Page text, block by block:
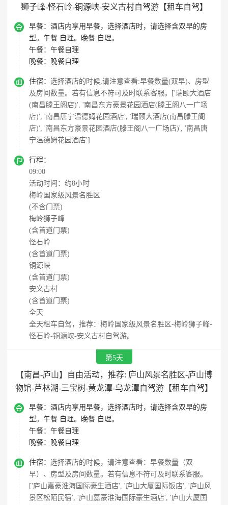
狮子峰-怪石岭-铜源峡-安义古村自驾游【租车自驾】
 早餐： 酒店内享用早餐，选择酒店时，请选择含双早的房
型。午餐 自理。晚餐 自理。
午餐： 午餐自理
晚餐：
晚餐自理
 住宿： 选择酒店的时候,请注意查看:早餐数量(双早)、房型
及房间数量。若有信息不符可及时联系客服。['瑞颐大酒店
(南昌滕王阁店)', '南昌东方豪景花园酒店(滕王阁八一广场
店)', '南昌唐宁温德姆花园酒店', '瑞颐大酒店(南昌滕王阁
店)', '南昌东方豪景花园酒店(滕王阁八一广场店)', '南昌唐
宁温德姆花园酒店']

行程：
09:00
活动时间：约8小时
梅岭国家级风景名胜区
(不含门票)
梅岭狮子峰
(含首道门票)
怪石岭
(含首道门票)
铜源峡
(含首道门票)
安义古村
(含首道门票)
全天
全天租车自驾，推荐：梅岭国家级风景名胜区-梅岭狮子峰-
怪石岭-铜源峡-安义古村自驾游。
第5天
【南昌-庐山】自由活动，推荐: 庐山风景名胜区-庐山博
物馆-芦林湖-三宝树-黄龙潭-乌龙潭自驾游【租车自驾】
 早餐： 酒店内享用早餐，选择酒店时，请选择含双早的房
型。午餐 自理。晚餐 自理。
午餐： 午餐自理
晚餐：
晚餐自理
 住宿： 选择酒店的时候，请注意查看：早餐数量（双
早）、房型及房间数量。若有信息不符可及时联系客服。
['庐山嘉豪淮海国际豪生酒店', '庐山大厦国际饭店', '庐山风
景区松陌民宿', '庐山嘉豪淮海国际豪生酒店', '庐山大厦国